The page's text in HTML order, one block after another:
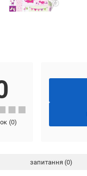
(0)
запитання